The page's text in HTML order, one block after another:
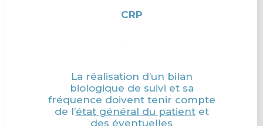
CRP
La réalisation d’un bilan
biologique de suivi et sa
fréquence doivent tenir compte
de l’état général du patientet
des éventuelles